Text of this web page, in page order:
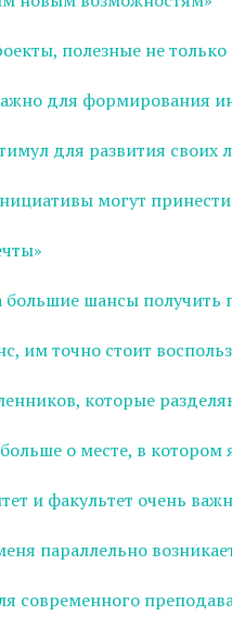
полезные не
для формирования
для развития своих
могут
большие шансы получить
им точно стоит
которые
о месте, в котором
и факультет очень
параллельно